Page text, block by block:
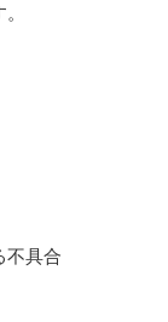
不具合